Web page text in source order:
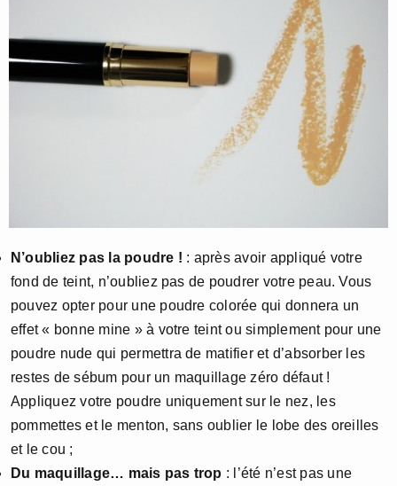
N’oubliez pas la poudre ! : après avoir appliqué votre
fond de teint, n’oubliez pas de poudrer votre peau. Vous
pouvez opter pour une poudre colorée qui donnera un
effet « bonne mine » à votre teint ou simplement pour une
poudre nude qui permettra de matifier et d’absorber les
restes de sébum pour un maquillage zéro défaut !
Appliquez votre poudre uniquement sur le nez, les
pommettes et le menton, sans oublier le lobe des oreilles
et le cou ;
Du maquillage… mais pas trop : l’été n’est pas une